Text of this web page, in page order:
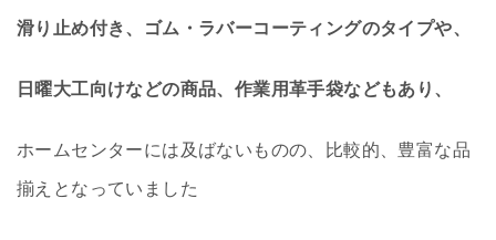
滑り止め付き、ゴム・ラバーコーティングのタイプや、
日曜大工向けなどの商品、作業用革手袋などもあり、
ホームセンターには及ばないものの、比較的、豊富な品
揃えとなっていました